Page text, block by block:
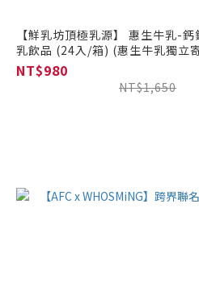
【鮮乳坊頂極乳源】 惠生牛乳-
乳飲品 (24入/箱) (惠生牛乳獨立寄送，無法與其
他商品及加購品合併下單/運送)
NT$980
NT$1,650